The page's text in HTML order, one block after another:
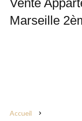
Vente
Marseille
Accueil